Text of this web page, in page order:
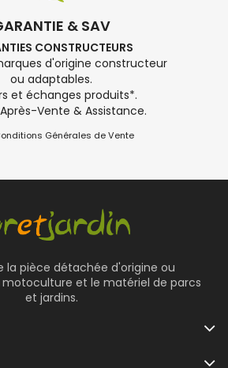
& SAV
CONSTRUCTEURS
d'origine constructeur
ou adaptables.
et échanges produits*.
Vente & Assistance.
Générales de Vente
la pièce détachée d'origine ou
et le matériel de parcs
et jardins.